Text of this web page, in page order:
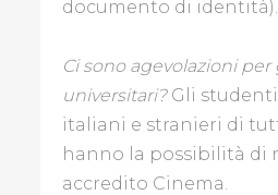
documento di identità).
Ci sono agevolazioni
universitari?Gli
italiani e stranieri di
hanno la possibilità di
accredito Cinema.